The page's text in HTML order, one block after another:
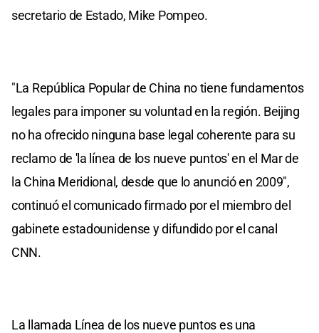
secretario de Estado, Mike Pompeo.
"La República Popular de China no tiene fundamentos
legales para imponer su voluntad en la región. Beijing
no ha ofrecido ninguna base legal coherente para su
reclamo de 'la línea de los nueve puntos' en el Mar de
la China Meridional, desde que lo anunció en 2009",
continuó el comunicado firmado por el miembro del
gabinete estadounidense y difundido por el canal
CNN.
La llamada Línea de los nueve puntos es una